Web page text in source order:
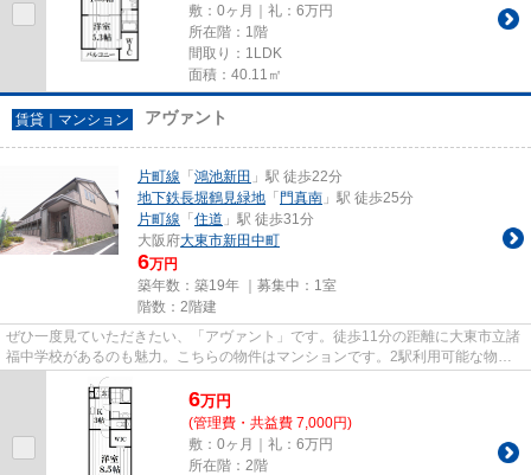
敷：0ヶ月｜礼：6万円
所在階：1階
間取り：1LDK
面積：40.11㎡
賃貸｜マンション アヴァント
片町線 「 鴻池新田 」駅 徒歩22分
地下鉄長堀鶴見緑地 「 門真南 」駅 徒歩25分
片町線 「 住道 」駅 徒歩31分
大阪府大東市新田中町
6万円
築年数：築19年 ｜募集中： 1室
階数：2階建
ぜひ一度見ていただきたい、「アヴァント」です。徒歩11分の距離に大東市立諸
福中学校があるのも魅力。こちらの物件はマンションです。2駅利用可能な物件
なので、交通経路を選ぶことが...
6万円
(管理費・共益費 7,000円)
敷：0ヶ月｜礼：6万円
所在階：2階